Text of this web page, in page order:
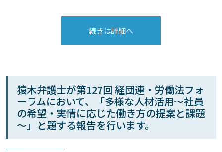
続きは詳細へ
猿木弁護士が第127回 経団連・労働法フォ
ーラムにおいて、「多様な人材活用～社員
の希望・実情に応じた働き方の提案と課題
～」と題する報告を行います。